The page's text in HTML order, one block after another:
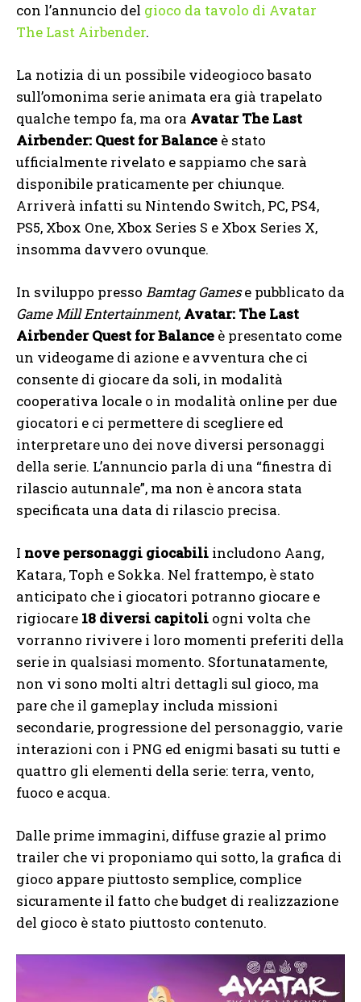
con l’annuncio del gioco da tavolo di Avatar
The Last Airbender.
La notizia di un possibile videogioco basato
sull’omonima serie animata era già trapelato
qualche tempo fa, ma ora Avatar The Last
Airbender: Quest for Balance è stato
ufficialmente rivelato e sappiamo che sarà
disponibile praticamente per chiunque.
Arriverà infatti su Nintendo Switch, PC, PS4,
PS5, Xbox One, Xbox Series S e Xbox Series X,
insomma davvero ovunque.
In sviluppo presso Bamtag Gamese pubblicato da
Game Mill Entertainment, Avatar: The Last
Airbender Quest for Balance è presentato come
un videogame di azione e avventura che ci
consente di giocare da soli, in modalità
cooperativa locale o in modalità online per due
giocatori e ci permettere di scegliere ed
interpretare uno dei nove diversi personaggi
della serie. L’annuncio parla di una “finestra di
rilascio autunnale”, ma non è ancora stata
specificata una data di rilascio precisa.
I nove personaggi giocabili includono Aang,
Katara, Toph e Sokka. Nel frattempo, è stato
anticipato che i giocatori potranno giocare e
rigiocare 18 diversi capitoli ogni volta che
vorranno rivivere i loro momenti preferiti della
serie in qualsiasi momento. Sfortunatamente,
non vi sono molti altri dettagli sul gioco, ma
pare che il gameplay includa missioni
secondarie, progressione del personaggio, varie
interazioni con i PNG ed enigmi basati su tutti e
quattro gli elementi della serie: terra, vento,
fuoco e acqua.
Dalle prime immagini, diffuse grazie al primo
trailer che vi proponiamo qui sotto, la grafica di
gioco appare piuttosto semplice, complice
sicuramente il fatto che budget di realizzazione
del gioco è stato piuttosto contenuto.